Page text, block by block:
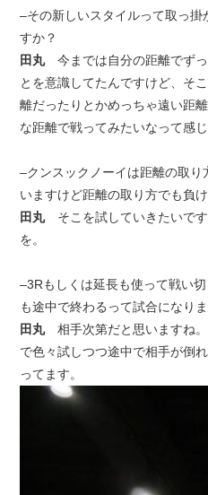
–その新しいスタイルって取っ掛
すか？
田丸今までは自分の距離でず
とを意識してたんですけど、そ
離だったりとかめっちゃ遠い距
な距離で戦ってみたいなって感じ
–クンスックノーイは距離の取
いますけど距離の取り方でも負
田丸 そこを試していきたいで
を。
–3Rもしくは延長も使って戦い
も途中で終わるって試合になり
田丸相手次第だと思いますね
で色々試しつつ途中で相手が倒
ってます。